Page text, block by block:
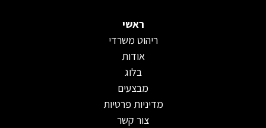
ראשי
ריהוט משרדי
אודות
בלוג
מבצעים
מדיניות פרטיות
צור קשר